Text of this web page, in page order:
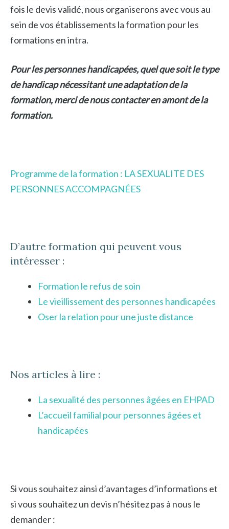
fois le devis validé, nous organiserons avec vous au
sein de vos établissements la formation pour les
formations en intra.
Pour les personnes handicapées, quel que soit le type
de handicap nécessitant une adaptation de la
formation, merci de nous contacter en amont de la
formation.
Programme de la formation : LA SEXUALITE DES
PERSONNES ACCOMPAGNÉES
D’autre formation qui peuvent vous
intéresser :
Formation le refus de soin
Le vieillissement des personnes handicapées
Oser la relation pour une juste distance
Nos articles à lire :
La sexualité des personnes âgées en EHPAD
L’accueil familial pour personnes âgées et
handicapées
Si vous souhaitez ainsi d’avantages d’informations et
si vous souhaitez un devis n’hésitez pas à nous le
demander :